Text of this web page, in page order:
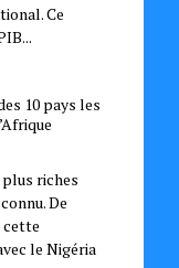
Ce
10 pays les
riches
De
cette
le Nigéria